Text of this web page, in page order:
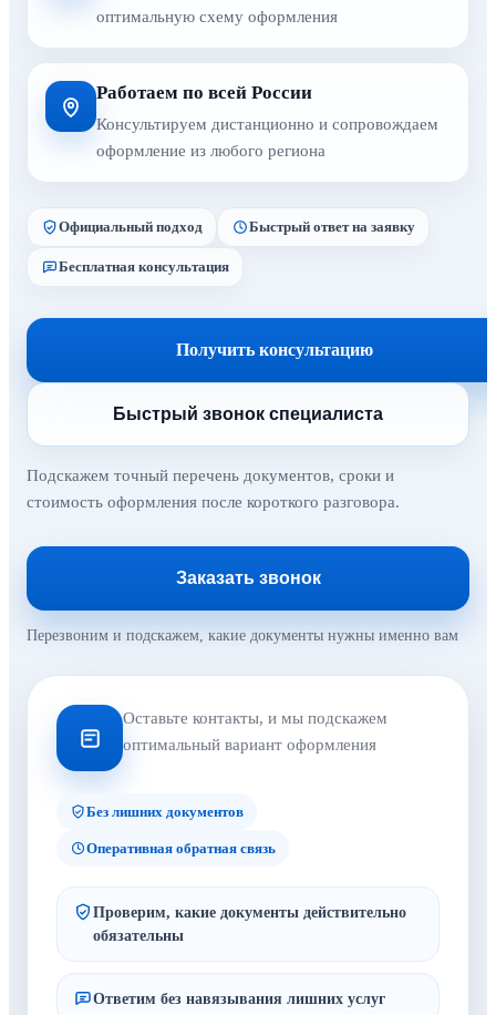
оптимальную схему оформления
Работаем по всей России
Консультируем дистанционно и сопровождаем
оформление из любого региона
Официальный подход Быстрый ответ на заявку
Бесплатная консультация
Получить консультацию
Быстрый звонок специалиста
Подскажем точный перечень документов, сроки и
стоимость оформления после короткого разговора.
Заказать звонок
Перезвоним и подскажем, какие документы нужны именно вам
Оставьте контакты, и мы подскажем
оптимальный вариант оформления
Без лишних документов
Оперативная обратная связь
Проверим, какие документы действительно
обязательны
Ответим без навязывания лишних услуг